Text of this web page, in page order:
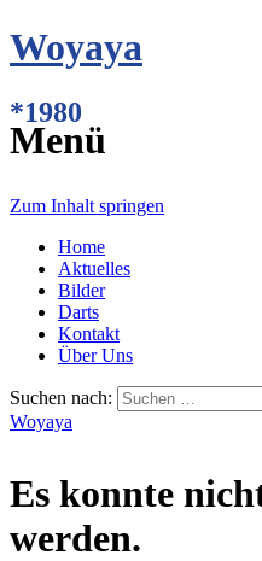
Woyaya
*1980
Menü
Zum Inhalt springen
Home
Aktuelles
Bilder
Darts
Kontakt
Über Uns
Suchen nach:
Woyaya
Es konnte
werden.